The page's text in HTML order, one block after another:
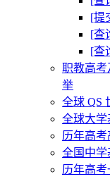
[提
[查
[查
职教高考
举
全球 QS
全球大学
历年高
全国中学
历年高